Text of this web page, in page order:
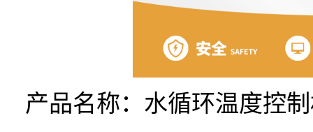
产品名称：水循环温度控